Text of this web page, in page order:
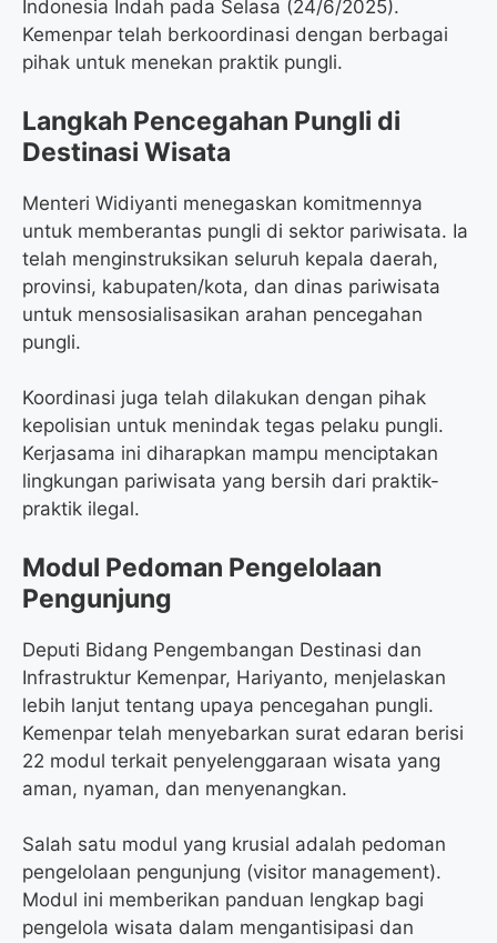
Indonesia Indah pada Selasa (24/6/2025).
Kemenpar telah berkoordinasi dengan berbagai
pihak untuk menekan praktik pungli.
Langkah Pencegahan Pungli di
Destinasi Wisata
Menteri Widiyanti menegaskan komitmennya
untuk memberantas pungli di sektor pariwisata. Ia
telah menginstruksikan seluruh kepala daerah,
provinsi, kabupaten/kota, dan dinas pariwisata
untuk mensosialisasikan arahan pencegahan
pungli.
Koordinasi juga telah dilakukan dengan pihak
kepolisian untuk menindak tegas pelaku pungli.
Kerjasama ini diharapkan mampu menciptakan
lingkungan pariwisata yang bersih dari praktik-
praktik ilegal.
Modul Pedoman Pengelolaan
Pengunjung
Deputi Bidang Pengembangan Destinasi dan
Infrastruktur Kemenpar, Hariyanto, menjelaskan
lebih lanjut tentang upaya pencegahan pungli.
Kemenpar telah menyebarkan surat edaran berisi
22 modul terkait penyelenggaraan wisata yang
aman, nyaman, dan menyenangkan.
Salah satu modul yang krusial adalah pedoman
pengelolaan pengunjung (visitor management).
Modul ini memberikan panduan lengkap bagi
pengelola wisata dalam mengantisipasi dan